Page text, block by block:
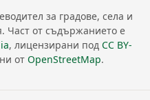
за градове, села и
Част от съдържанието е
, лицензирани под CC BY-
от OpenStreetMap.